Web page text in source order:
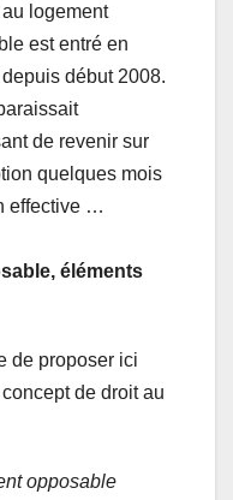
au logement
est entré en
début 2008.
de revenir sur
quelques mois
effective …
éléments
de proposer ici
de droit au
opposable